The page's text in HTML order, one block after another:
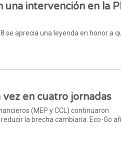
una intervención en la
se aprecia una leyenda en honor a
en cuatro jornadas
(MEP y CCL) continuaron
la brecha cambiaria. Eco-Go